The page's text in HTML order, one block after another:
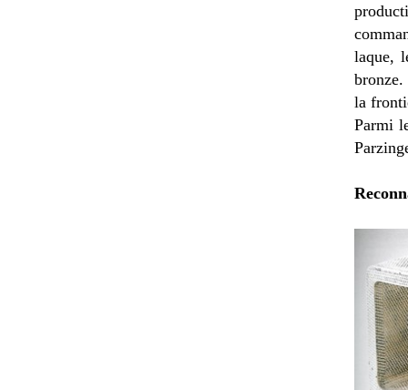
laque,
bronze.
la
Parmi